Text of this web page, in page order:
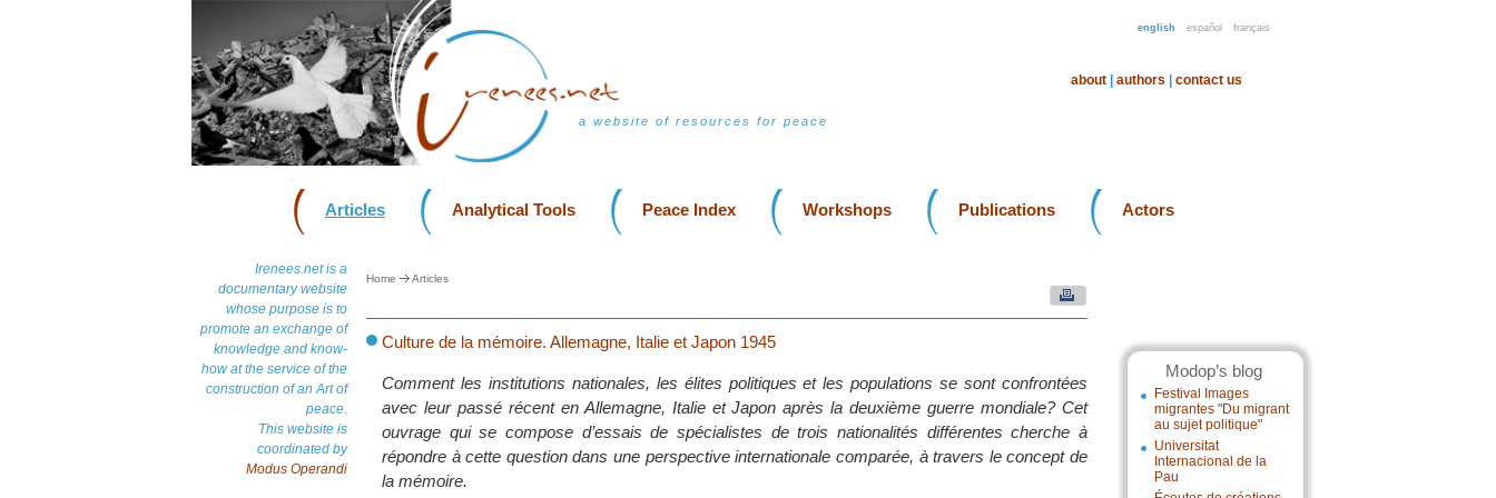
english español français
a website of resources for peace
about authors contact us
Articles Analytical Tools Peace Index Workshops Publications Actors
Irenees.net is a
documentary website
whose purpose is to
promote an exchange of
knowledge and know-
how at the service of the
construction of an Art of
peace.
This website is
coordinated by
Modus Operandi
Modop’s blog
Festival Images
migrantes "Du migrant
au sujet politique"
Universitat
Internacional de la
Pau
Home Articles
Culture de la mémoire. Allemagne, Italie et Japon 1945
Comment les institutions nationales, les élites politiques et les populations se sont confrontées
avec leur passé récent en Allemagne, Italie et Japon après la deuxième guerre mondiale? Cet
ouvrage qui se compose d’essais de spécialistes de trois nationalités différentes cherche à
répondre à cette question dans une perspective internationale comparée, à travers le concept de
la mémoire.